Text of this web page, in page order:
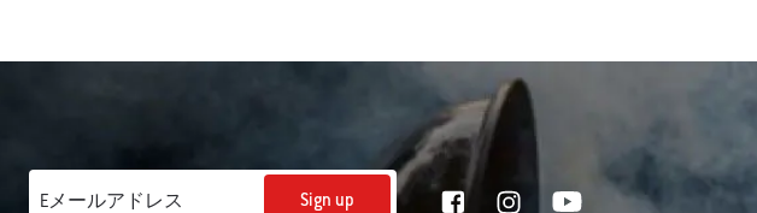
Eメールアドレス Sign up